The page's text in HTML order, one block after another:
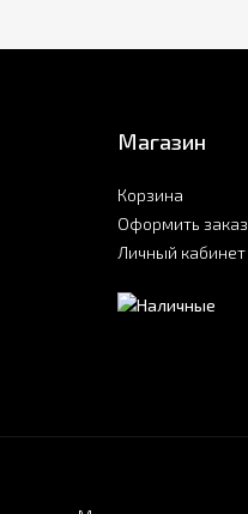
Магазин
Корзина
Оформить заказ
Личный кабинет